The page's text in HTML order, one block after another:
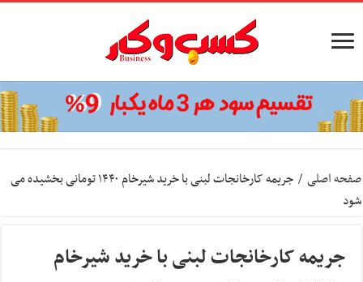
صفحه اصلی /
جریمه کارخانجات لبنی با خرید شیرخام ۱۴۴۰ تومانی بخشیده می
شود
جریمه کارخانجات لبنی با خرید شیرخام